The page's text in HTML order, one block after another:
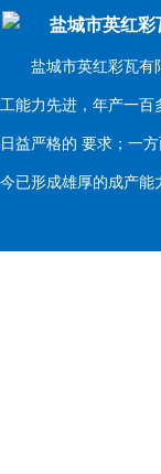
盐城市英红
盐城市英红彩瓦有限
工能力先进，年产一
日益严格的 要求；一
今已形成雄厚的成产